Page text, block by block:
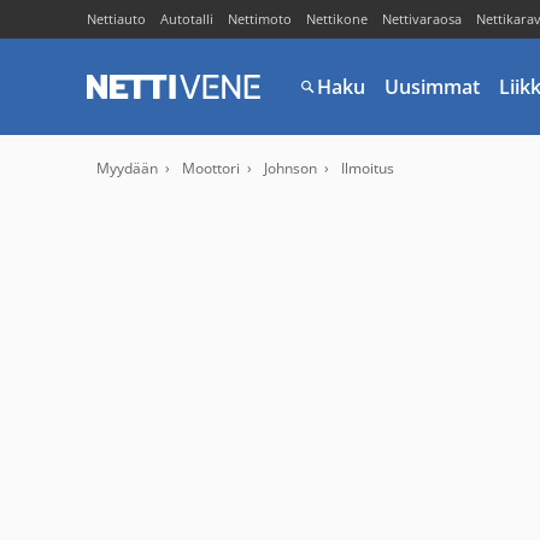
Nettiauto Autotalli Nettimoto Nettikone Nettivaraosa
Haku Uusimmat
Myydään Moottori Johnson Ilmoitus